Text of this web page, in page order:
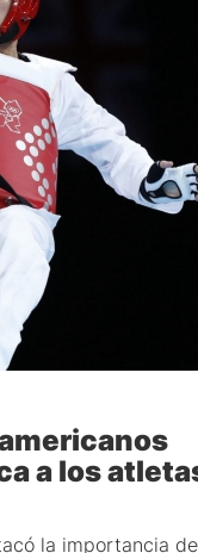
a los
la importancia